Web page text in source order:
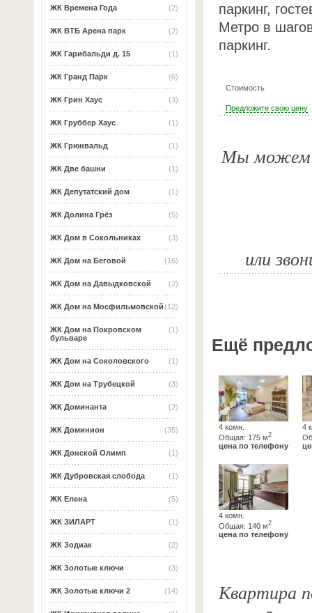
(2)
ЖК Времена Года
(2)
ЖК ВТБ Арена парк
(1)
ЖК Гарибальди д. 15
(6)
ЖК Гранд Парк
(3)
ЖК Грин Хаус
(1)
ЖК Груббер Хаус
(1)
ЖК Грюнвальд
(1)
ЖК Две башни
(1)
ЖК Депутатский дом
(5)
ЖК Долина Грёз
(3)
ЖК Дом в Сокольниках
(16)
ЖК Дом на Беговой
(2)
ЖК Дом на Давыдковской
(12)
ЖК Дом на Мосфильмовской
(1)
ЖК Дом на Покровском
бульваре
(1)
ЖК Дом на Соколовского
(3)
ЖК Дом на Трубецкой
(2)
ЖК Доминанта
(35)
ЖК Доминион
(1)
ЖК Донской Олимп
(1)
ЖК Дубровская слобода
(5)
ЖК Елена
(1)
ЖК ЗИЛАРТ
(2)
ЖК Зодиак
(3)
ЖК Золотые ключи
(14)
ЖК Золотые ключи 2
паркинг,
Метро в
паркинг.
Стоимость
Предложите свою цену
Мы можем
или
Ещё
4 комн.
Общая: 175 м2
цена по телефону
4
4 комн.
Общая: 140 м2
цена по телефону
Квартира